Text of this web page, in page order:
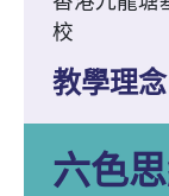
校
教學理念
六色